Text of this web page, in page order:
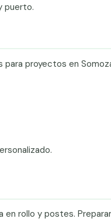
puerto.
proyectos en
en rollo y postes.